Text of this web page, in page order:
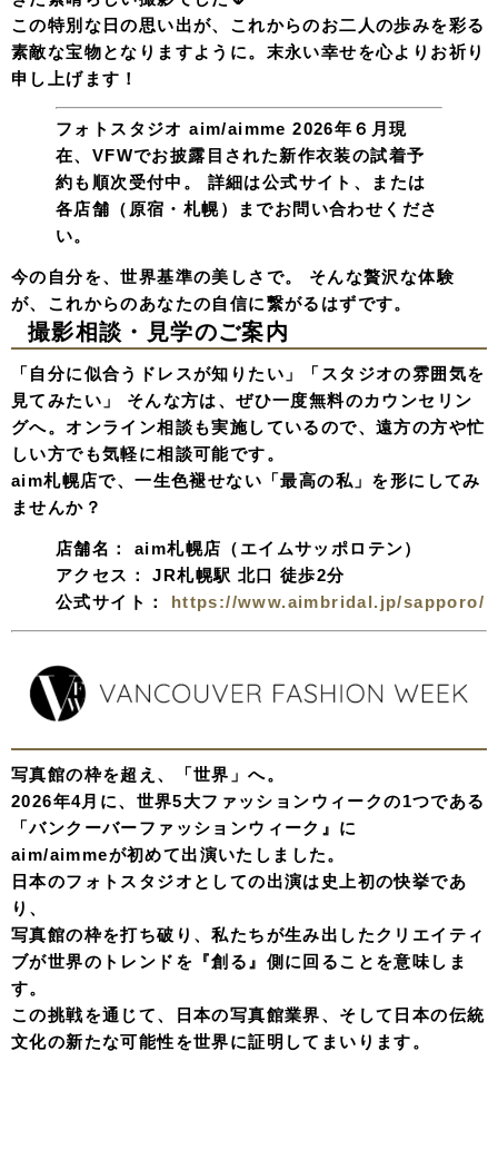
この特別な日の思い出が、これからのお二人の歩みを彩る
素敵な宝物となりますように。末永い幸せを心よりお祈り
申し上げます！
フォトスタジオ aim/aimme 2026年６月現
在、VFWでお披露目された新作衣装の試着予
約も順次受付中。 詳細は公式サイト、または
各店舗（原宿・札幌）までお問い合わせくださ
い。
今の自分を、世界基準の美しさで。 そんな贅沢な体験
が、これからのあなたの自信に繋がるはずです。
撮影相談・見学のご案内
「自分に似合うドレスが知りたい」「スタジオの雰囲気を
見てみたい」 そんな方は、ぜひ一度無料のカウンセリン
グへ。オンライン相談も実施しているので、遠方の方や忙
しい方でも気軽に相談可能です。
aim札幌店で、一生色褪せない「最高の私」を形にしてみ
ませんか？
店舗名：
aim札幌店（エイムサッポロテン）
アクセス：
JR札幌駅 北口 徒歩2分
公式サイト：
https://www.aimbridal.jp/sapporo/
写真館の枠を超え、「世界」へ。
2026年4月に、世界5大ファッションウィークの1つである
「バンクーバーファッションウィーク』に
aim/aimmeが初めて出演いたしました。
日本のフォトスタジオとしての出演は史上初の快挙であ
り、
写真館の枠を打ち破り、私たちが生み出したクリエイティ
ブが世界のトレンドを『創る』側に回ることを意味しま
す。
この挑戦を通じて、日本の写真館業界、そして日本の伝統
文化の新たな可能性を世界に証明してまいります。